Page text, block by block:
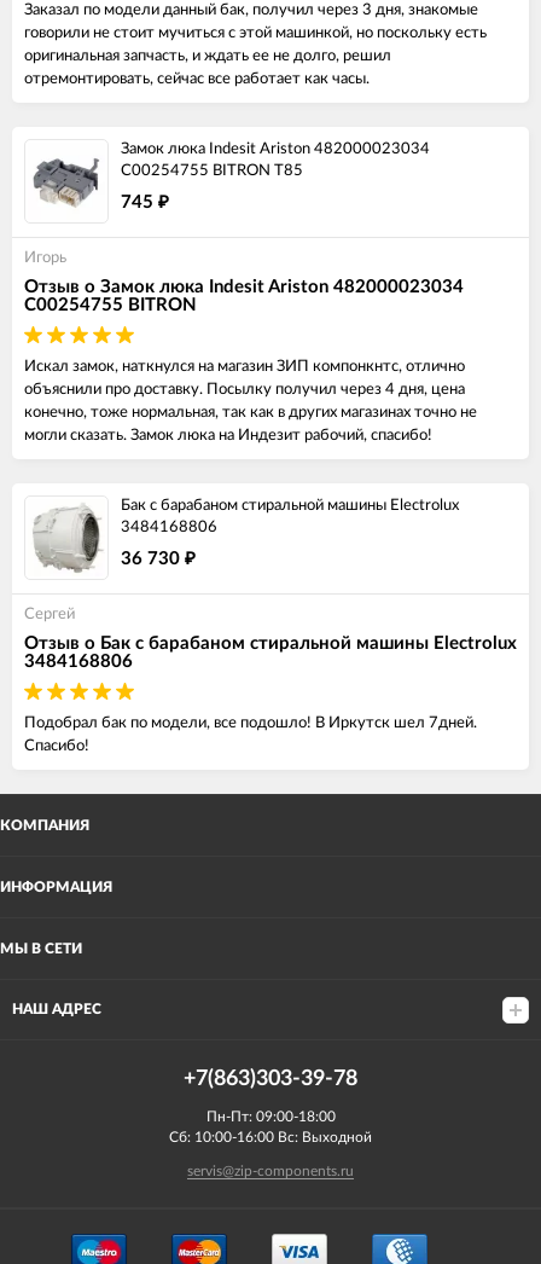
Заказал по модели данный бак, получил через 3 дня, знакомые
говорили не стоит мучиться с этой машинкой, но поскольку есть
оригинальная запчасть, и ждать ее не долго, решил
отремонтировать, сейчас все работает как часы.
Замок люка Indesit Ariston 482000023034
C00254755 BITRON T85
745 ₽
Игорь
Отзыв о Замок люка Indesit Ariston 482000023034
C00254755 BITRON
Искал замок, наткнулся на магазин ЗИП компонкнтс, отлично
объяснили про доставку. Посылку получил через 4 дня, цена
конечно, тоже нормальная, так как в других магазинах точно не
могли сказать. Замок люка на Индезит рабочий, спасибо!
Бак с барабаном стиральной машины Electrolux
3484168806
36 730 ₽
Сергей
Отзыв о Бак с барабаном стиральной машины Electrolux
3484168806
Подобрал бак по модели, все подошло! В Иркутск шел 7дней.
Спасибо!
КОМПАНИЯ
ИНФОРМАЦИЯ
МЫ В СЕТИ
НАШ АДРЕС
+7(863)303-39-78
Пн-Пт: 09:00-18:00
Сб: 10:00-16:00 Вс: Выходной
servis@zip-components.ru